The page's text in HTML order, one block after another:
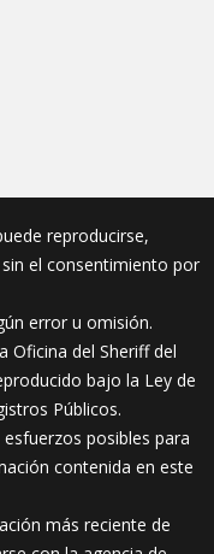
reproducirse,
el consentimiento por
error u omisión.
Oficina del Sheriff del
bajo la Ley de
Públicos.
posibles para
contenida en este
más reciente de